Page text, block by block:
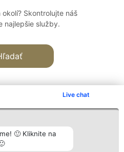
Live chat
🙂 Kliknite na
Skontrolujte náš
najlepšie služby.
Kontakt
Kontakt